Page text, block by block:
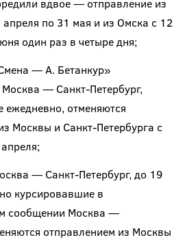
вдвое — отправление из
апреля по 31 мая и из Омска с 12
один раз в четыре дня;
— А. Бетанкур»
— Санкт-Петербург,
ежедневно, отменяются
Москвы и Санкт-Петербурга с
— Санкт-Петербург, до 19
курсировавшие в
сообщении Москва —
отправлением из Москвы